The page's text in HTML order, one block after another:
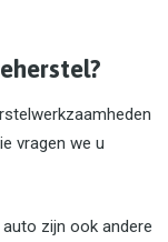
vragen we u
zijn ook andere